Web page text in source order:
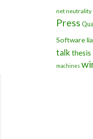
net neutrality
Press
Software
talk thesis
machines